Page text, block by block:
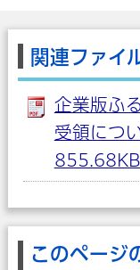
関連ファイ
企業版ふ
受領につ
855.68KB]
このページ